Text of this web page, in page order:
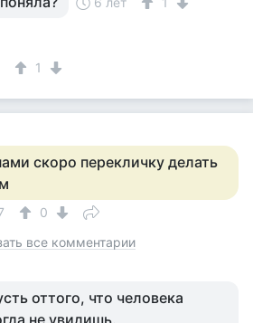
1
скоро перекличку делать
0
все комментарии
оттого, что человека
не увидишь.